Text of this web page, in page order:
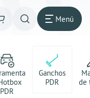
Menú
PDR
Ganchos
PDR
de